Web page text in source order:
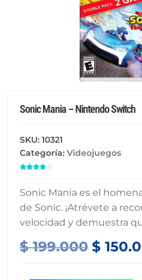
Sonic Mania – Nintendo Switch
$199.000 $
Sonic Mania es el
de Sonic. ¡Atrévete a
velocidad y demuestra
SKU: 10321
Categoría: Videojuegos
